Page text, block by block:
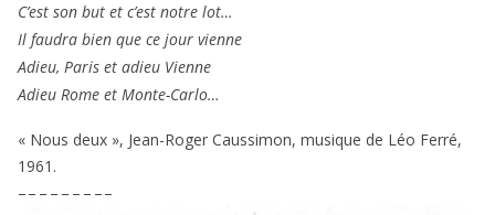
C’est son but et c’est notre lot…
Il fau­dra bien que ce jour vienne
Adieu, Paris et adieu Vienne
Adieu Rome et Monte-Carlo…
« Nous deux », Jean-Roger Caussimon, musique de Léo Ferré,
1961 .
– – – – – – – – –